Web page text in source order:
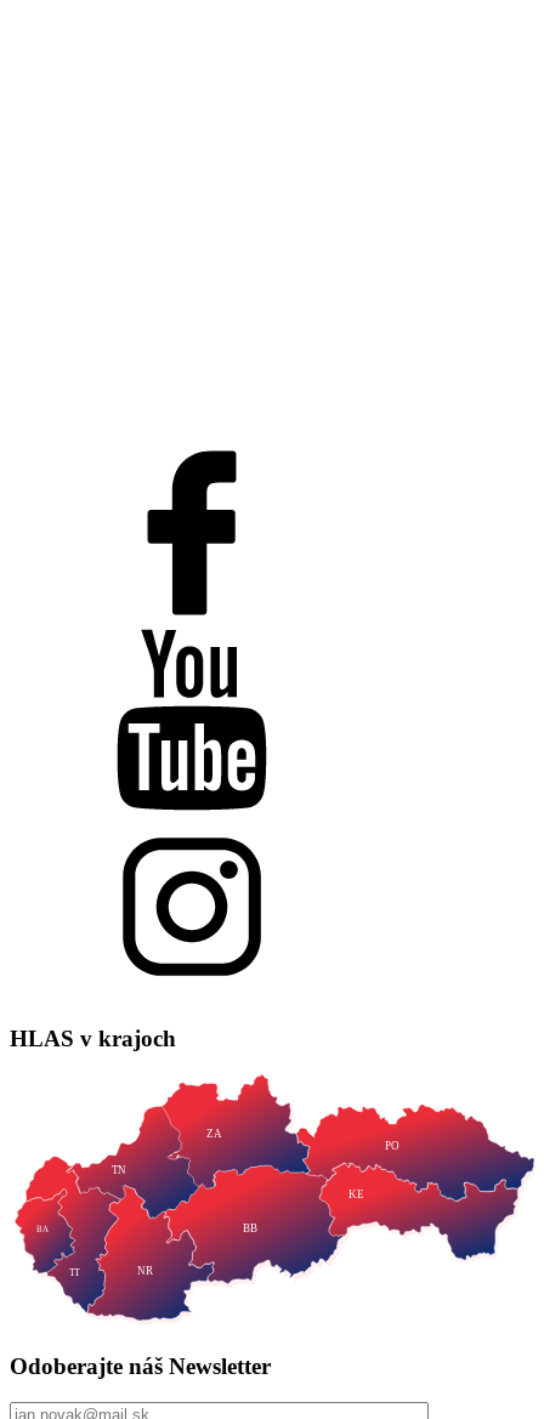
HLAS v krajoch
TT NR
TN
ZA
BB
PO
KE
BA
Odoberajte náš Newsletter